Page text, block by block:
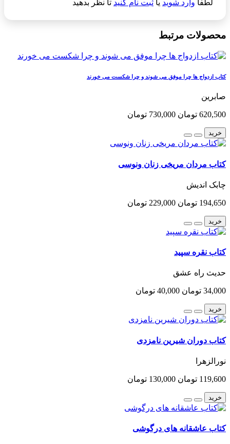
لطفا وارد شوید یا ثبت نام کنید تا نظر بدهید
محصولات مرتبط
کتاب ازدواج ها چرا موفق می شوند و چرا شکست می خورند
صابرین
620,500 تومان 730,000 تومان
خرید
کتاب مردان مریخی زنان ونوسی
چابک اندیش
194,650 تومان 229,000 تومان
خرید
کتاب نقره سپید
حدیث راه عشق
34,000 تومان 40,000 تومان
خرید
کتاب دوران شیرین نامزدی
نورالزهرا
119,600 تومان 130,000 تومان
خرید
کتاب عاشقانه های درگوشی